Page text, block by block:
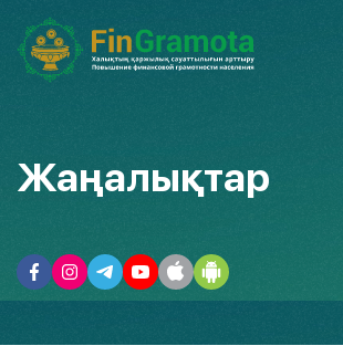
Жаңалықтар